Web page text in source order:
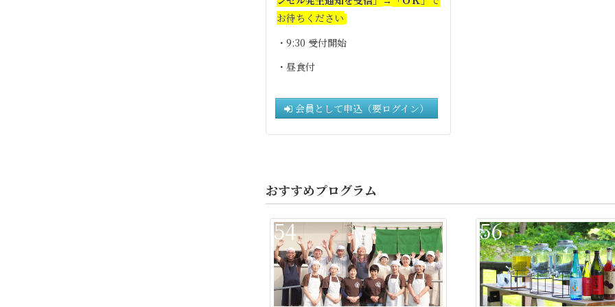
お待ちください
・9:30 受付開始
・昼食付
会員として申込（要ログイン）
おすすめプログラム
54 56